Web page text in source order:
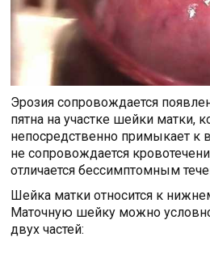
Эрозия сопровождается
пятна на участке шейки матки,
непосредственно примыкает к
не сопровождается
отличается бессимптомным
Шейка матки относится к
Маточную шейку можно
двух частей: